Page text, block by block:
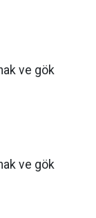
ve gök
ve gök